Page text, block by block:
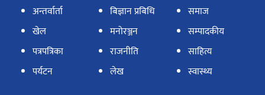
अन्तर्वार्ता
खेल
पत्रपत्रिका
पर्यटन
बिज्ञान प्रबिधि
मनोरञ्जन
राजनीति
लेख
समाज
सम्पादकीय
साहित्य
स्वास्थ्य